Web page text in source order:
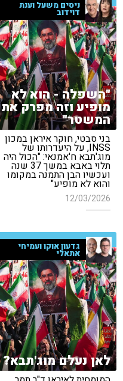
ניסים משעל וענת
דוידוב
"השפלה - הוא לא
מופיע וזה מפרק את
המשטר"
בני סבטי, חוקר איראן במכון
INSS, על היעדרותו של
מוג'תבא ח'אמנאי: "הכול היה
תלוי באבא במשך 37 שנה
ועכשיו הבן התמנה במקומו
והוא לא מופיע"
12/03/2026
גדעון אוקו ועמיחי
אתאלי
לאן נעלם מוג'תבא?